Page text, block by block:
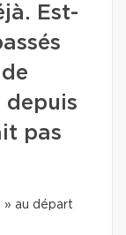
Est-
depuis
pas
» au départ